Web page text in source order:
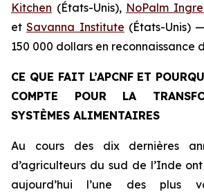
Kitchen (États-Unis), NoPalm
etSavanna Institute (États-Unis)
150 000 dollars en reconnaissance
CE QUE FAIT L’APCNF ET
COMPTE POUR LA
SYSTÈMES ALIMENTAIRES
Au cours des dix dernières
d’agriculteurs du sud de l’Inde
aujourd’hui l’une des plus